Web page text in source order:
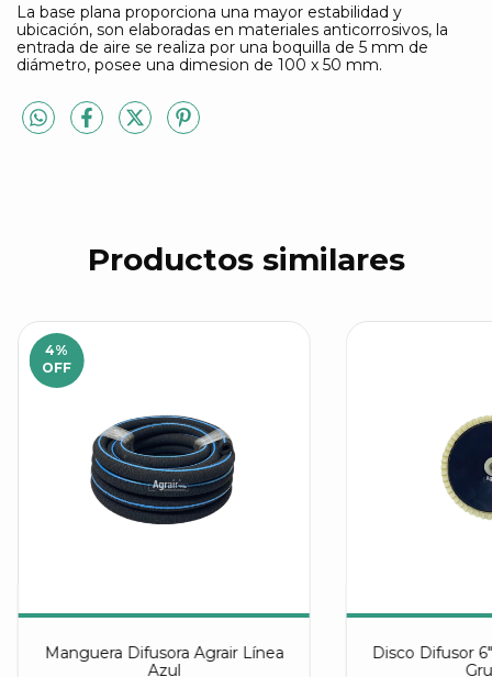
La base plana proporciona una mayor estabilidad y
ubicación, son elaboradas en materiales anticorrosivos, la
entrada de aire se realiza por una boquilla de 5 mm de
diámetro, posee una dimesion de 100 x 50 mm.
Productos similares
4%
OFF
Manguera Difusora Agrair Línea
Azul
Disco Difusor